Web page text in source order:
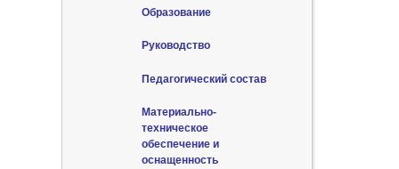
Образование
Руководство
Педагогический состав
Материально-
техническое
обеспечение и
оснащенность